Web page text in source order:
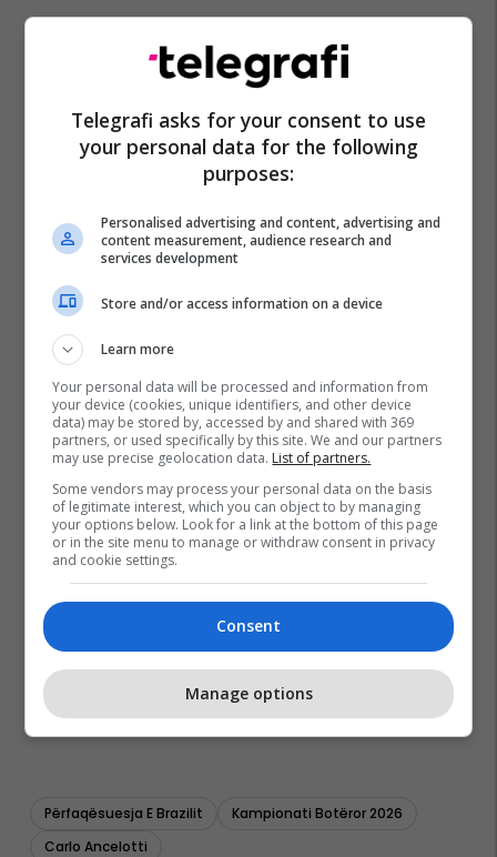
Përfaqësuesja E Brazilit
Kampionati Botëror 2026
Carlo Ancelotti
Telegrafi asks for your consent to use
your personal data for the following
purposes:
Personalised advertising and content, advertising and
content measurement, audience research and
services development
Store and/or access information on a device
Learn more
Your personal data will be processed and information from
your device (cookies, unique identifiers, and other device
data) may be stored by, accessed by and shared with 369
partners, or used specifically by this site. We and our partners
may use precise geolocation data. List of partners.
Some vendors may process your personal data on the basis
of legitimate interest, which you can object to by managing
your options below. Look for a link at the bottom of this page
or in the site menu to manage or withdraw consent in privacy
and cookie settings.
Consent
Manage options